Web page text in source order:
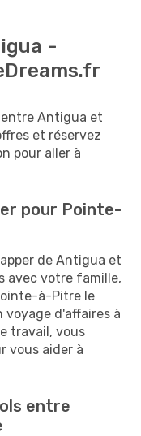
-
entre Antigua et
et réservez
pour aller à
pour Pointe-
de Antigua et
avec votre famille,
à-Pitre le
d'affaires à
travail, vous
vous aider à
entre